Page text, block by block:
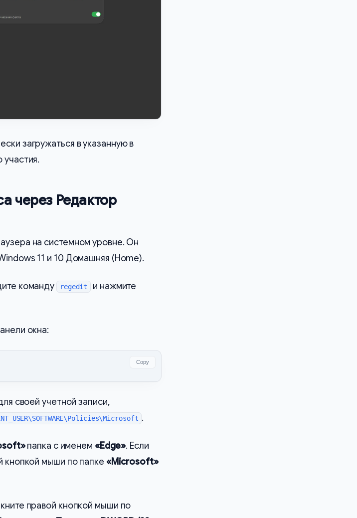
загружаться в указанную в
через Редактор
на системном уровне. Он
11 и 10 Домашняя (Home).
команду regedit и нажмите
окна:
Copy
своей учетной записи,
.
папка с именем «Edge». Если
кнопкой мыши по папке «Microsoft»
правой кнопкой мыши по